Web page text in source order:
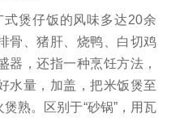
煲仔饭的风味多达20余
骨、猪肝、烧鸭、白切鸡
器，还指一种烹饪方法，
水量，加盖，把米饭煲至
熟。区别于“砂锅”，用瓦